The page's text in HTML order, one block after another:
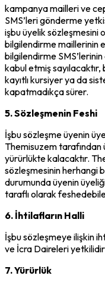
kampanya mailleri ve
SMS’leri gönderme
işbu üyelik sözleşmesini
bilgilendirme maillerinin
bilgilendirme
kabul etmiş
kayıtlı kursiyer ya da
kapatmadıkça sürer.
5. Sözleşmenin Feshi
İşbu sözleşme üyenin
Themisuzem
yürürlükte kalacaktır.
sözleşmesinin herhangi
durumunda üyenin
taraflı olarak
6. İhtilafların Halli
İşbu sözleşmeye ilişkin
ve İcra Daireleri
7. Yürürlük